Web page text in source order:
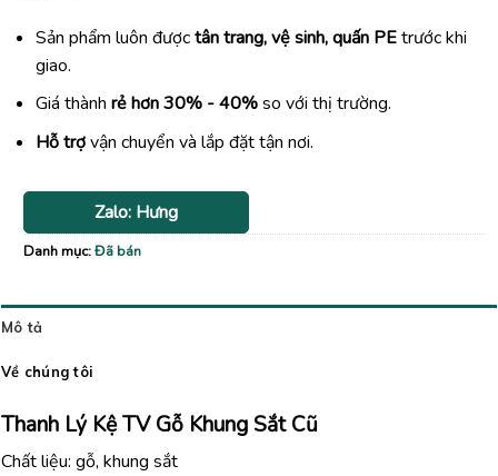
Sản phẩm luôn đượctân trang, vệ sinh, quấn PEtrước khi
giao.
Giá thành rẻ hơn 30% - 40%so với thị trường.
Hỗ trợvận chuyển và lắp đặt tận nơi.
Zalo: Hưng
Danh mục:Đã bán
Mô tả
Về chúng tôi
Thanh Lý Kệ TV Gỗ Khung Sắt Cũ
Chất liệu: gỗ, khung sắt